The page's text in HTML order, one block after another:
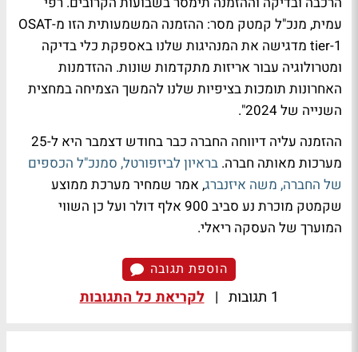
עמית, מנכ"ל קמטק מסר: ההזמנה המשמעותית הזו מ-OSAT
tier-1 מדגישה את המנהיגות שלנו באספקת כלי בדיקה
ומטרולוגיה עבור אריזות מתקדמות שונות. ההזדמנות
האחרונות תומכות בציפיות שלנו להמשך הצמיחה במחצית
השנייה של 2024".
ההזמנה עליה דיווחה החברה כבר בחודש דצמבר היא ל-25
מערכות מאותה חברה. בראיון לביזפורטל, סמנכ"ל הכספים
של החברה, משה איזנברג, אמר שמחיר מערכת ממוצע
שקמטק מוכרת נע סביב 900 אלף דולר ועל כן השווי
המוערך של העסקה ריאלי.
הוספת תגובה
1 תגובות | לקריאת כל התגובות